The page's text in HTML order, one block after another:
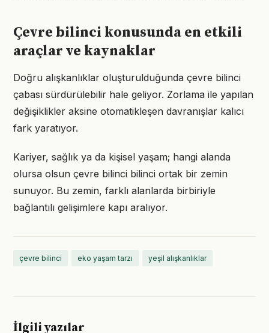
Çevre bilinci konusunda en etkili
araçlar ve kaynaklar
Doğru alışkanlıklar oluşturulduğunda çevre bilinci
çabası sürdürülebilir hale geliyor. Zorlama ile yapılan
değişiklikler aksine otomatikleşen davranışlar kalıcı
fark yaratıyor.
Kariyer, sağlık ya da kişisel yaşam; hangi alanda
olursa olsun çevre bilinci bilinci ortak bir zemin
sunuyor. Bu zemin, farklı alanlarda birbiriyle
bağlantılı gelişimlere kapı aralıyor.
çevre bilinci eko yaşam tarzı yeşil alışkanlıklar
İlgili yazılar